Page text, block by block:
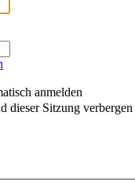
anmelden
dieser Sitzung verbergen